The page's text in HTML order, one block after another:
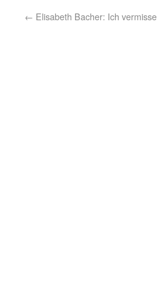
← Elisabeth Bacher: Ich